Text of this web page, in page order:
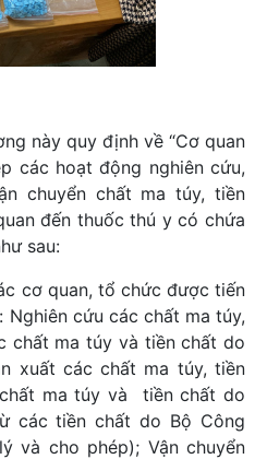
này quy định về “Cơ quan
các hoạt động nghiên cứu,
chuyển chất ma túy, tiền
đến thuốc thú y có chứa
sau:
cơ quan, tổ chức được tiến
Nghiên cứu các chất ma túy,
chất ma túy và tiền chất do
xuất các chất ma túy, tiền
ma túy và tiền chất do
các tiền chất do Bộ Công
và cho phép); Vận chuyển